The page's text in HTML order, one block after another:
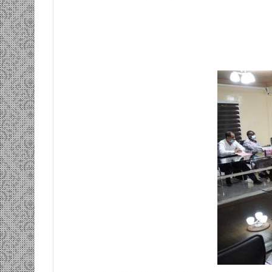
…/ بين
المغاضبين
ومضة…./ بومديد…..صرخة استغاثة..